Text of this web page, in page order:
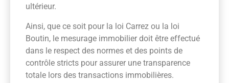
ultérieur.
Ainsi, que ce soit pour la loi Carrez ou la loi
Boutin, le mesurage immobilier doit être effectué
dans le respect des normes et des points de
contrôle stricts pour assurer une transparence
totale lors des transactions immobilières.